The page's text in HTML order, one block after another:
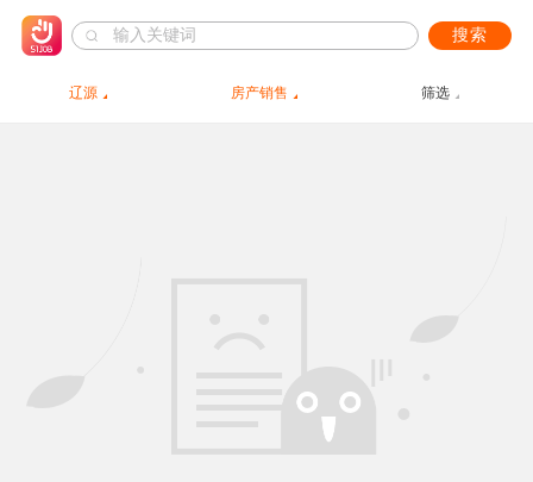
搜索
辽源 房产销售 筛选